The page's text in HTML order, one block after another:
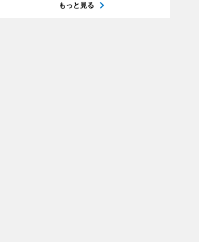
もっと見る